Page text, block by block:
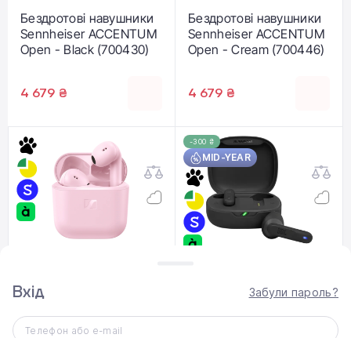
Бездротові навушники
Sennheiser ACCENTUM
Open - Black (700430)
4 679 ₴
Бездротові навушники
Sennheiser ACCENTUM
Open - Cream (700446)
4 679 ₴
Sennheiser ACCENTUM
Open - Sakura (800090)
-300 ₴
MID-YEAR
Flex - Black
(JBLWFLEXBLK)
Вхід Забули пароль?
Телефон або e-mail